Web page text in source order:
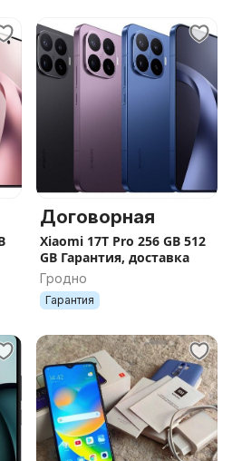
Договорная
Xiaomi 17T Pro 256 GB 512
GB Гарантия, доставка
Гродно
Гарантия